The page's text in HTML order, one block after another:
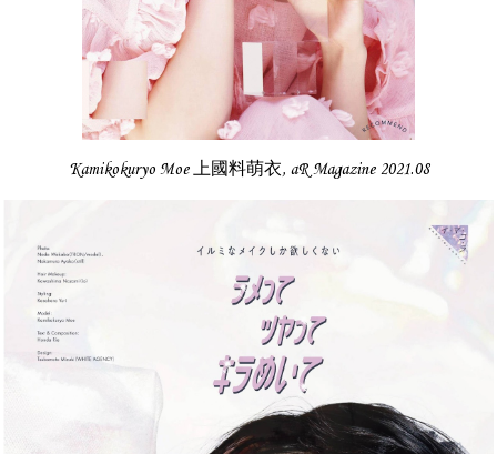
Kamikokuryo Moe 上國料萌衣, aR Magazine 2021.08